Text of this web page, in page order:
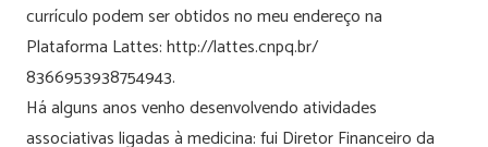
currículo podem ser obtidos no meu endereço na
Plataforma Lattes: http://lattes.cnpq.br/
8366953938754943.
Há alguns anos venho desenvolvendo atividades
associativas ligadas à medicina: fui Diretor Financeiro da